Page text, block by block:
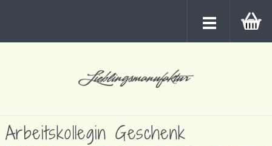
Arbeitskollegin Geschenk